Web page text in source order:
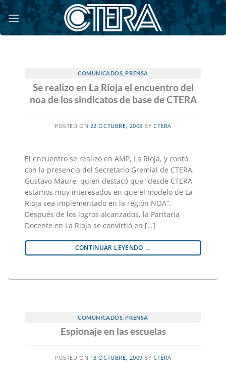
Saltar
al
contenido
COMUNICADOS ,PRENSA
Se realizo en La Rioja el encuentro del
noa de los sindicatos de base de CTERA
POSTED ON 22 OCTUBRE, 2009 BY CTERA
El encuentro se realizó en AMP, La Rioja, y contó
con la presencia del Secretario Gremial de CTERA,
Gustavo Maure, quien destacó que “desde CTERA
estamos muy interesados en que el modelo de La
Rioja sea implementado en la región NOA”.
Después de los logros alcanzados, la Paritaria
Docente en La Rioja se convirtió en […]
CONTINUAR LEYENDO →
COMUNICADOS ,PRENSA
Espionaje en las escuelas
POSTED ON 13 OCTUBRE, 2009 BY CTERA